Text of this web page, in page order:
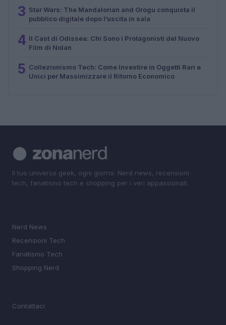
3 Star Wars: The Mandalorian and Grogu conquista il
pubblico digitale dopo l’uscita in sala
4 Il Cast di Odissea: Chi Sono i Protagonisti del Nuovo
Film di Nolan
5 Collezionismo Tech: Come Investire in Oggetti Rari e
Unici per Massimizzare il Ritorno Economico
Il tuo universo geek, ogni giorno. Nerd news, recensioni
tech, fanatismo tech e shopping per i veri appassionati.
Nerd News
Recensioni Tech
Fanatismo Tech
Shopping Nerd
Contattaci